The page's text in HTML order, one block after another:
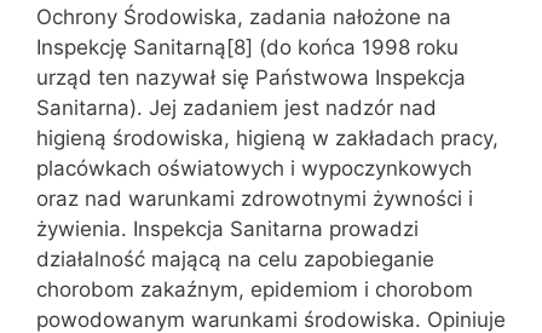
Ochrony Środowiska, zadania nałożone na
Inspekcję Sanitarną[8] (do końca 1998 roku
urząd ten nazywał się Państwowa Inspekcja
Sanitarna). Jej zadaniem jest nadzór nad
higieną środowiska, higieną w zakładach pracy,
placówkach oświatowych i wypoczynkowych
oraz nad warunkami zdrowotnymi żywności i
żywienia. Inspekcja Sanitarna prowadzi
działalność mającą na celu zapobieganie
chorobom zakaźnym, epidemiom i chorobom
powodowanym warunkami środowiska. Opiniuje